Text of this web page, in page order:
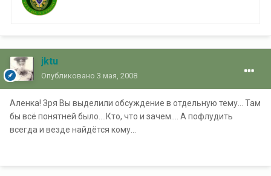
jktu
Опубликовано 3 мая, 2008
Аленка! Зря Вы выделили обсуждение в отдельную тему... Там
бы всё понятней было....Кто, что и зачем.... А пофлудить
всегда и везде найдётся кому...